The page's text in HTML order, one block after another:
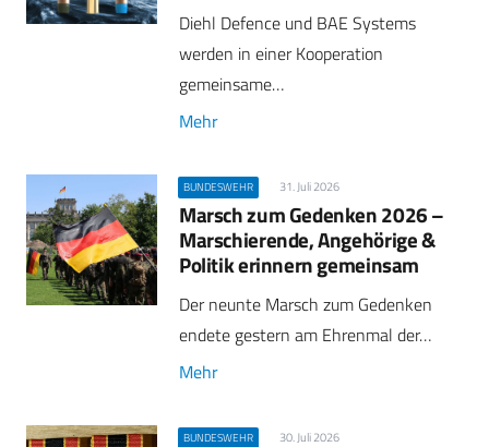
Diehl Defence und BAE Systems
werden in einer Kooperation
gemeinsame…
Mehr
BUNDESWEHR 31. Juli 2026
Marsch zum Gedenken 2026 –
Marschierende, Angehörige &
Politik erinnern gemeinsam
Der neunte Marsch zum Gedenken
endete gestern am Ehrenmal der…
Mehr
BUNDESWEHR 30. Juli 2026